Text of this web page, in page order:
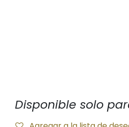
Disponible solo